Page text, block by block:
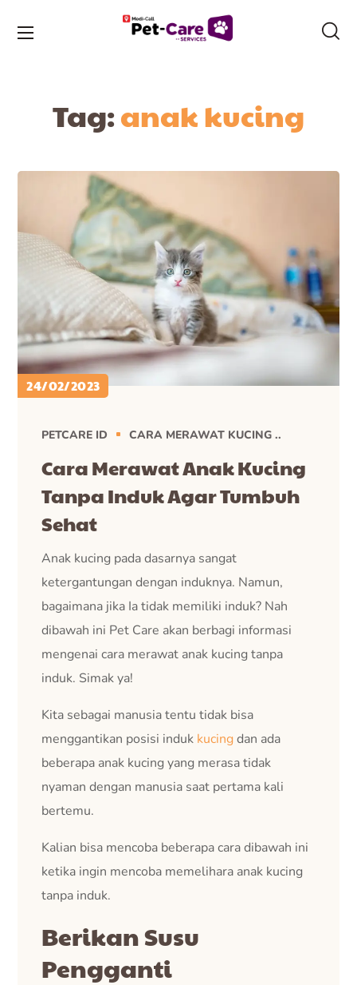
Tag:anak kucing
24/02/2023
PETCARE ID CARA MERAWAT KUCING ..
Cara Merawat Anak Kucing
Tanpa Induk Agar Tumbuh
Sehat
Anak kucing pada dasarnya sangat
ketergantungan dengan induknya. Namun,
bagaimana jika Ia tidak memiliki induk? Nah
dibawah ini Pet Care akan berbagi informasi
mengenai cara merawat anak kucing tanpa
induk. Simak ya!
Kita sebagai manusia tentu tidak bisa
menggantikan posisi induk kucingdan ada
beberapa anak kucing yang merasa tidak
nyaman dengan manusia saat pertama kali
bertemu.
Kalian bisa mencoba beberapa cara dibawah ini
ketika ingin mencoba memelihara anak kucing
tanpa induk.
Berikan Susu
Pengganti